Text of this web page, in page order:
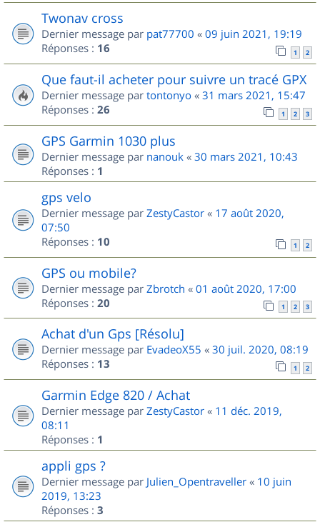
Twonav cross
Dernier message par pat77700 « 09 juin 2021, 19:19
Réponses : 16 1 2
Que faut-il acheter pour suivre un tracé GPX
Dernier message par tontonyo « 31 mars 2021, 15:47
Réponses : 26 1 2 3
GPS Garmin 1030 plus
Dernier message par nanouk « 30 mars 2021, 10:43
Réponses : 1
gps velo
Dernier message par ZestyCastor « 17 août 2020,
07:50
Réponses : 10 1 2
GPS ou mobile?
Dernier message par Zbrotch « 01 août 2020, 17:00
Réponses : 20 1 2 3
Achat d'un Gps [Résolu]
Dernier message par EvadeoX55 « 30 juil. 2020, 08:19
Réponses : 13 1 2
Garmin Edge 820 / Achat
Dernier message par ZestyCastor « 11 déc. 2019,
08:11
Réponses : 1
appli gps ?
Dernier message par Julien_Opentraveller « 10 juin
2019, 13:23
Réponses : 3